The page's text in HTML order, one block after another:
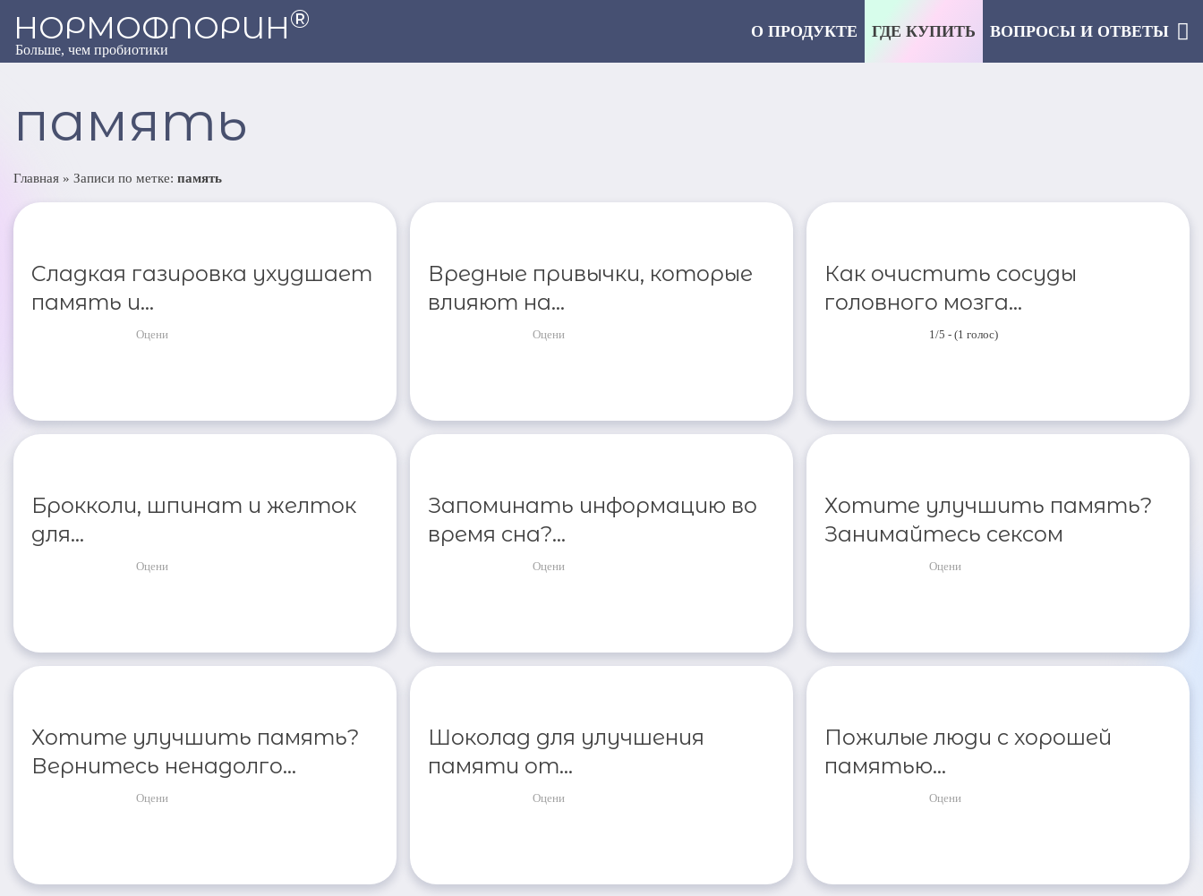
НОРМОФЛОРИН®
Больше, чем пробиотики
О ПРОДУКТЕ ГДЕ КУПИТЬ ВОПРОСЫ И ОТВЕТЫ
память
Главная » Записи по метке: память
Сладкая газировка ухудшает
память и...
Оцени
Вредные привычки, которые
влияют на...
Оцени
Как очистить сосуды
головного мозга...
1/5 - (1 голос)
Брокколи, шпинат и желток
для...
Оцени
Запоминать информацию во
время сна?...
Оцени
Хотите улучшить память?
Занимайтесь сексом
Оцени
Хотите улучшить память?
Вернитесь ненадолго...
Оцени
Шоколад для улучшения
памяти от...
Оцени
Пожилые люди с хорошей
памятью...
Оцени